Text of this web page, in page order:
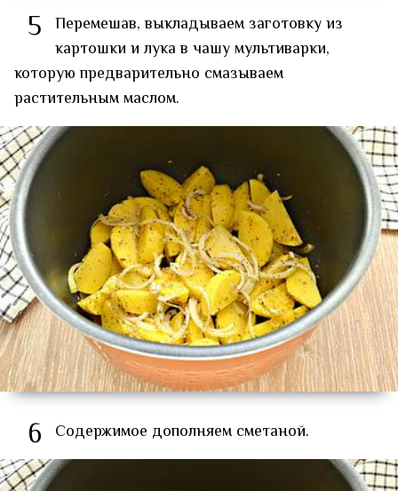
5 Перемешав, выкладываем заготовку из
картошки и лука в чашу мультиварки,
которую предварительно смазываем
растительным маслом.
6 Содержимое дополняем сметаной.